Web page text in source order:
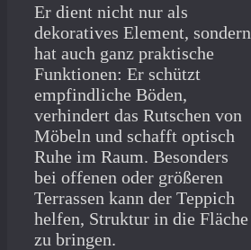
Er dient nicht nur als
dekoratives Element, sondern
hat auch ganz praktische
Funktionen: Er schützt
empfindliche Böden,
verhindert das Rutschen von
Möbeln und schafft optisch
Ruhe im Raum. Besonders
bei offenen oder größeren
Terrassen kann der Teppich
helfen, Struktur in die Fläche
zu bringen.